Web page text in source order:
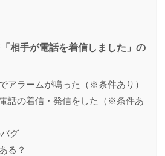
相手が電話を着信しました」の
アラームが鳴った（※条件あり）
話の着信・発信をした（※条件あ
グ
る？